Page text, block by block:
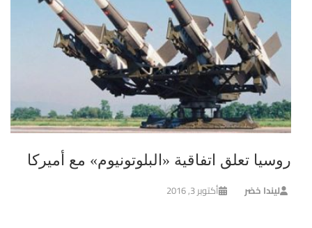
روسيا تعلق اتفاقية «البلوتونيوم» مع أميركا
ليندا خضر أكتوبر 3, 2016